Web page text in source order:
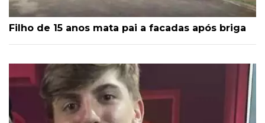
Filho de 15 anos mata pai a facadas após briga